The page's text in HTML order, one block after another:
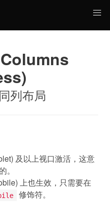
列布局
及以上视口激活，这意
。
上也生效，只需要在
修饰符。